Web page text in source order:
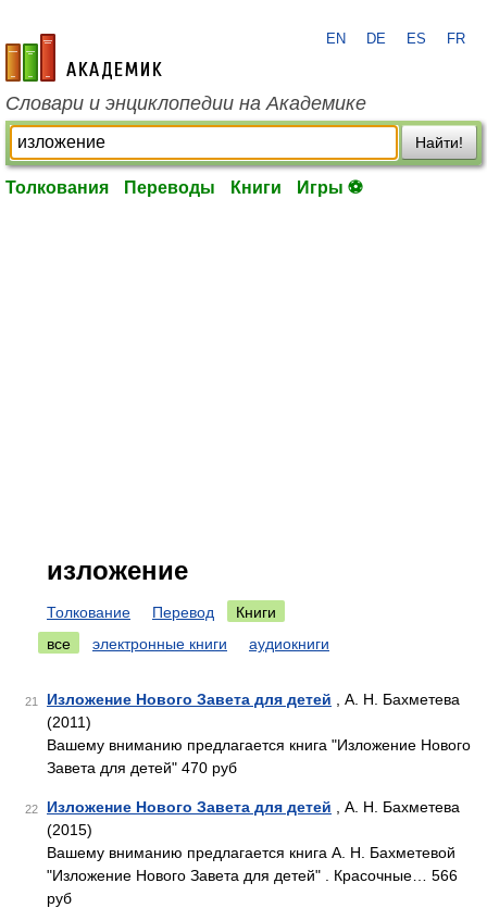
academic.ru
EN DE ES FR
Словари и энциклопедии на Академике
Найти!
Толкования Переводы Книги Игры ⚽
изложение
Толкование Перевод
Книги
все
электронные книги аудиокниги
21 Изложение Нового Завета для детей , А. Н. Бахметева
(2011)
Вашему вниманию предлагается книга "Изложение Нового
Завета для детей" 470 руб
22 Изложение Нового Завета для детей , А. Н. Бахметева
(2015)
Вашему вниманию предлагается книга А. Н. Бахметевой
"Изложение Нового Завета для детей" . Красочные… 566
руб